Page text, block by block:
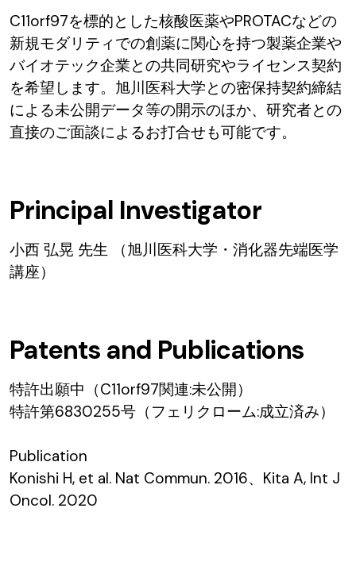
C11orf97を標的とした核酸医薬やPROTACなどの
新規モダリティでの創薬に関心を持つ製薬企業や
バイオテック企業との共同研究やライセンス契約
を希望します。旭川医科大学との密保持契約締結
による未公開データ等の開示のほか、研究者との
直接のご面談によるお打合せも可能です。
Principal Investigator
⼩⻄ 弘晃 先生 （旭川医科大学・消化器先端医学
講座）
Patents and Publications
特許出願中（C11orf97関連:未公開）
特許第6830255号（フェリクローム:成立済み）
Publication
Konishi H, et al. Nat Commun. 2016、Kita A, Int J
Oncol. 2020